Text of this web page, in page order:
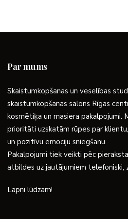
Par mums
Skaistumkopšanas un veselības
skaistumkopšanas salons Rīgas
kosmētiķa un masiera pakalpojumi.
prioritāti uzskatām rūpes par
un pozitīvu emociju sniegšanu.
Pakalpojumi tiek veikti pēc
atbildes uz jautājumiem telefoniski,
Lapni lūdzam!